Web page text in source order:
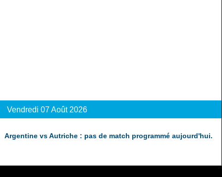
Vendredi 07 Août 2026
Argentine vs Autriche : pas de match programmé aujourd'hui.